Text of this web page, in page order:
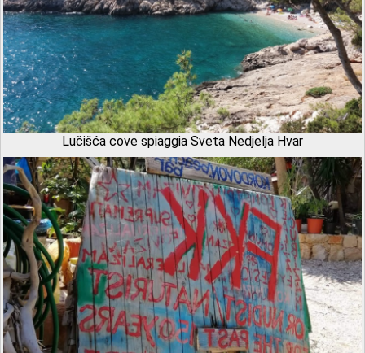
Lučišća cove spiaggia Sveta Nedjelja Hvar